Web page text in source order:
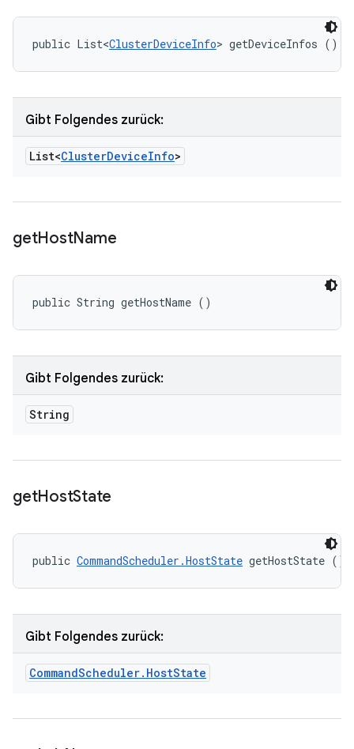
public List<ClusterDeviceInfo> getDeviceInfos ()
Gibt Folgendes zurück:
List<ClusterDeviceInfo>
getHostName
public String getHostName ()
Gibt Folgendes zurück:
String
getHostState
public CommandScheduler.HostState getHostState ()
Gibt Folgendes zurück:
CommandScheduler. HostState